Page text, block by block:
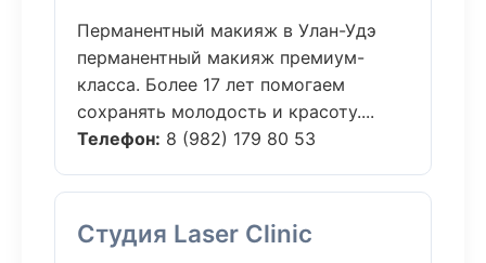
Перманентный макияж в Улан-Удэ
перманентный макияж премиум-
класса. Более 17 лет помогаем
сохранять молодость и красоту....
Телефон: 8 (982) 179 80 53
Студия Laser Clinic